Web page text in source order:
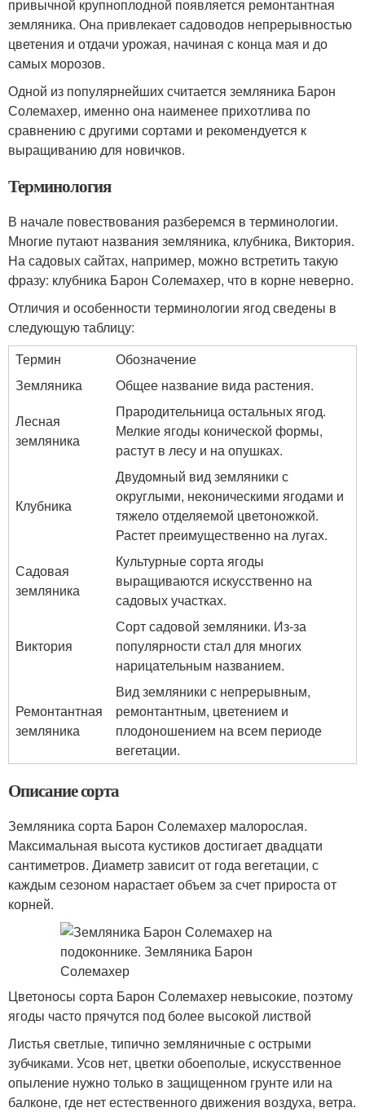
привычной крупноплодной появляется ремонтантная
земляника. Она привлекает садоводов непрерывностью
цветения и отдачи урожая, начиная с конца мая и до
самых морозов.
Одной из популярнейших считается земляника Барон
Солемахер, именно она наименее прихотлива по
сравнению с другими сортами и рекомендуется к
выращиванию для новичков.
Терминология
В начале повествования разберемся в терминологии.
Многие путают названия земляника, клубника, Виктория.
На садовых сайтах, например, можно встретить такую
фразу: клубника Барон Солемахер, что в корне неверно.
Отличия и особенности терминологии ягод сведены в
следующую таблицу:
Термин
Обозначение
Земляника
Общее название вида растения.
Лесная
земляника
Прародительница остальных ягод.
Мелкие ягоды конической формы,
растут в лесу и на опушках.
Клубника
Двудомный вид земляники с
округлыми, неконическими ягодами и
тяжело отделяемой цветоножкой.
Растет преимущественно на лугах.
Садовая
земляника
Культурные сорта ягоды
выращиваются искусственно на
садовых участках.
Виктория
Сорт садовой земляники. Из-за
популярности стал для многих
нарицательным названием.
Ремонтантная
земляника
Вид земляники с непрерывным,
ремонтантным, цветением и
плодоношением на всем периоде
вегетации.
Описание сорта
Земляника сорта Барон Солемахер малорослая.
Максимальная высота кустиков достигает двадцати
сантиметров. Диаметр зависит от года вегетации, с
каждым сезоном нарастает объем за счет прироста от
корней.
Цветоносы сорта Барон Солемахер невысокие, поэтому
ягоды часто прячутся под более высокой листвой
Листья светлые, типично земляничные с острыми
зубчиками. Усов нет, цветки обоеполые, искусственное
опыление нужно только в защищенном грунте или на
балконе, где нет естественного движения воздуха, ветра.